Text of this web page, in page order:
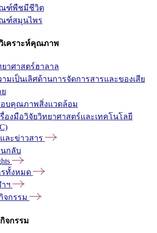
ฑ์พืชมีชีวิต
ฑ์สมุนไพร
เคราะห์คุณภาพ
าศาสตร์ฮาลาล
มเป็นเลิศด้านการจัดการสารและของเสีย
อบคุณภาพสิ่งแวดล้อม
องมือวิจัยวิทยาศาสตร์และเทคโนโลยี
ละข่าวสาร
กลับ
ทั้งหมด
ฯ
กรรม
จกรรม